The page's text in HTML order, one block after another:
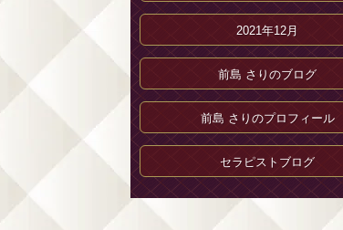
2021年12月
前島 さりのブログ
前島 さりのプロフィール
セラピストブログ